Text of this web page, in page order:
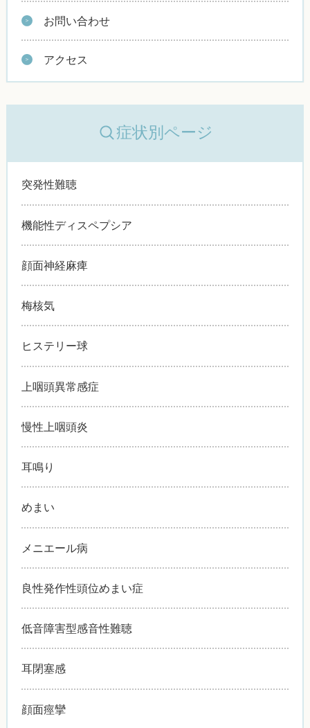
お問い合わせ
アクセス
症状別ページ
突発性難聴
機能性ディスペプシア
顔面神経麻痺
梅核気
ヒステリー球
上咽頭異常感症
慢性上咽頭炎
耳鳴り
めまい
メニエール病
良性発作性頭位めまい症
低音障害型感音性難聴
耳閉塞感
顔面痙攣